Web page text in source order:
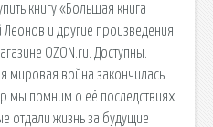
книгу «Большая книга
и другие произведения
OZON.ru. Доступны.
мировая война закончилась
мы помним о её последствиях
отдали жизнь за будущие